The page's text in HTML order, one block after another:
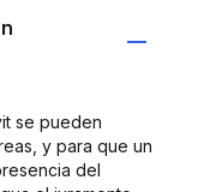
se pueden
y para que un
del